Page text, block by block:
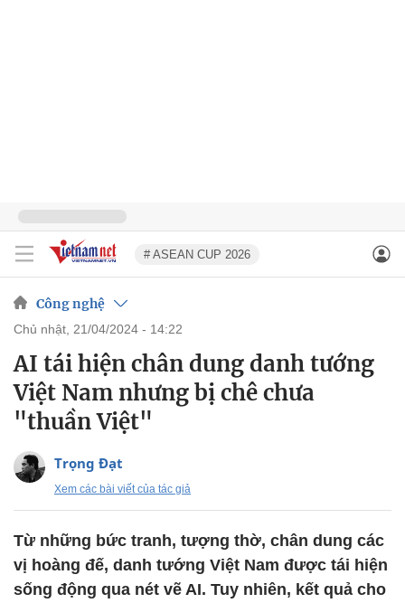
# ASEAN CUP 2026
Công nghệ
chủ nhật, 21/04/2024 - 14:22
AI tái hiện chân dung danh tướng
Việt Nam nhưng bị chê chưa
"thuần Việt"
Trọng Đạt
Xem các bài viết của tác giả
Từ những bức tranh, tượng thờ, chân dung các
vị hoàng đế, danh tướng Việt Nam được tái hiện
sống động qua nét vẽ AI. Tuy nhiên, kết quả cho